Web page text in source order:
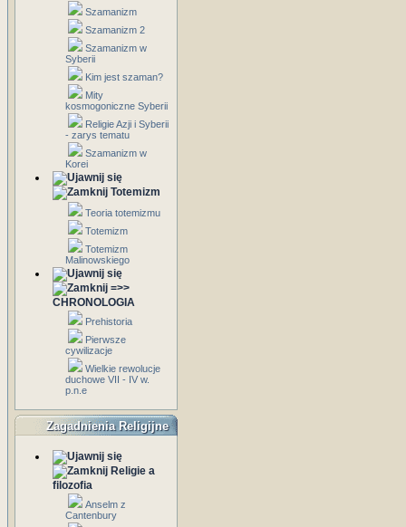
Szamanizm
Szamanizm 2
Szamanizm w
Syberii
Kim jest szaman?
Mity
kosmogoniczne Syberii
Religie Azji i Syberii
- zarys tematu
Szamanizm w
Korei
Totemizm
Teoria totemizmu
Totemizm
Totemizm
Malinowskiego
=>>
CHRONOLOGIA
Prehistoria
Pierwsze
cywilizacje
Wielkie rewolucje
duchowe VII - IV w.
p.n.e
Zagadnienia Religijne
Religie a
filozofia
Anselm z
Cantenbury